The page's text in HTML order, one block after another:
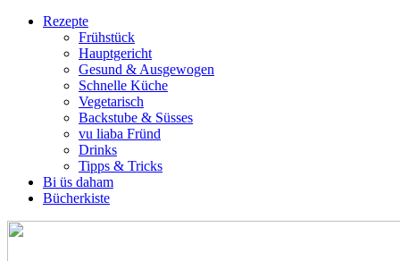
Rezepte
Frühstück
Hauptgericht
Gesund & Ausgewogen
Schnelle Küche
Vegetarisch
Backstube & Süsses
vu liaba Fründ
Drinks
Tipps & Tricks
Bi üs daham
Bücherkiste